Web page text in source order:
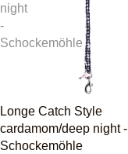
night
-
Schockemöhle
Longe Catch Style
cardamom/deep night -
Schockemöhle